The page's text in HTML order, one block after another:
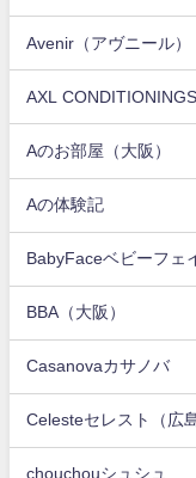
Avenir（アヴニール）
AXL
Aのお部屋（大阪）
Aの体験記
BabyFaceベビーフェ
BBA（大阪）
Casanovaカサノバ
Celesteセレスト（広
chouchouシュシュ